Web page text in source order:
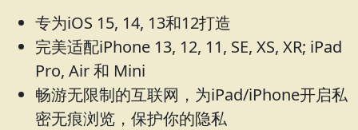
专为iOS 15, 14, 13和12打造
完美适配iPhone 13, 12, 11, SE, XS, XR; iPad
Pro, Air 和 Mini
畅游无限制的互联网，为iPad/iPhone开启私
密无痕浏览，保护你的隐私